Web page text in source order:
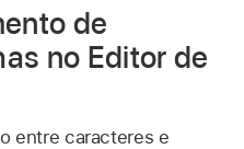
de
no Editor de
entre caracteres e